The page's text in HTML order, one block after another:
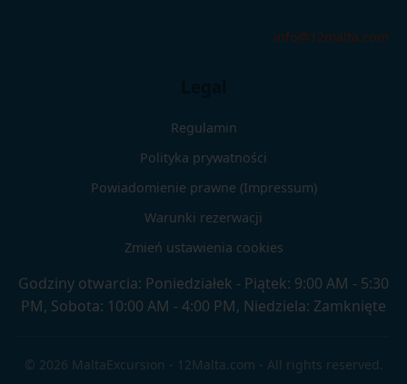
info@12malta.com
Regulamin
Polityka prywatności
Powiadomienie prawne (Impressum)
Warunki rezerwacji
Zmień ustawienia cookies
Godziny otwarcia: Poniedziałek - Piątek: 9:00 AM - 5:30
PM, Sobota: 10:00 AM - 4:00 PM, Niedziela: Zamknięte
© 2026 MaltaExcursion - 12Malta.com - All rights reserved.